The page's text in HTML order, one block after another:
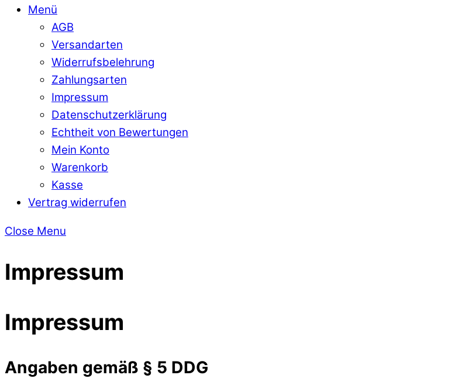
Menü
AGB
Versandarten
Widerrufsbelehrung
Zahlungsarten
Impressum
Datenschutzerklärung
Echtheit von Bewertungen
Mein Konto
Warenkorb
Kasse
Vertrag widerrufen
Close Menu
Impressum
Impressum
Angaben gemäß § 5 DDG